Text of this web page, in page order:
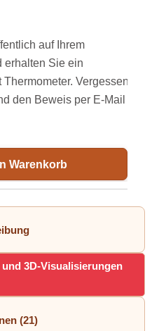
auf Ihrem
erhalten Sie ein
Vergessen
den Beweis per E-Mail
Warenkorb
3D-Visualisierungen
(21)